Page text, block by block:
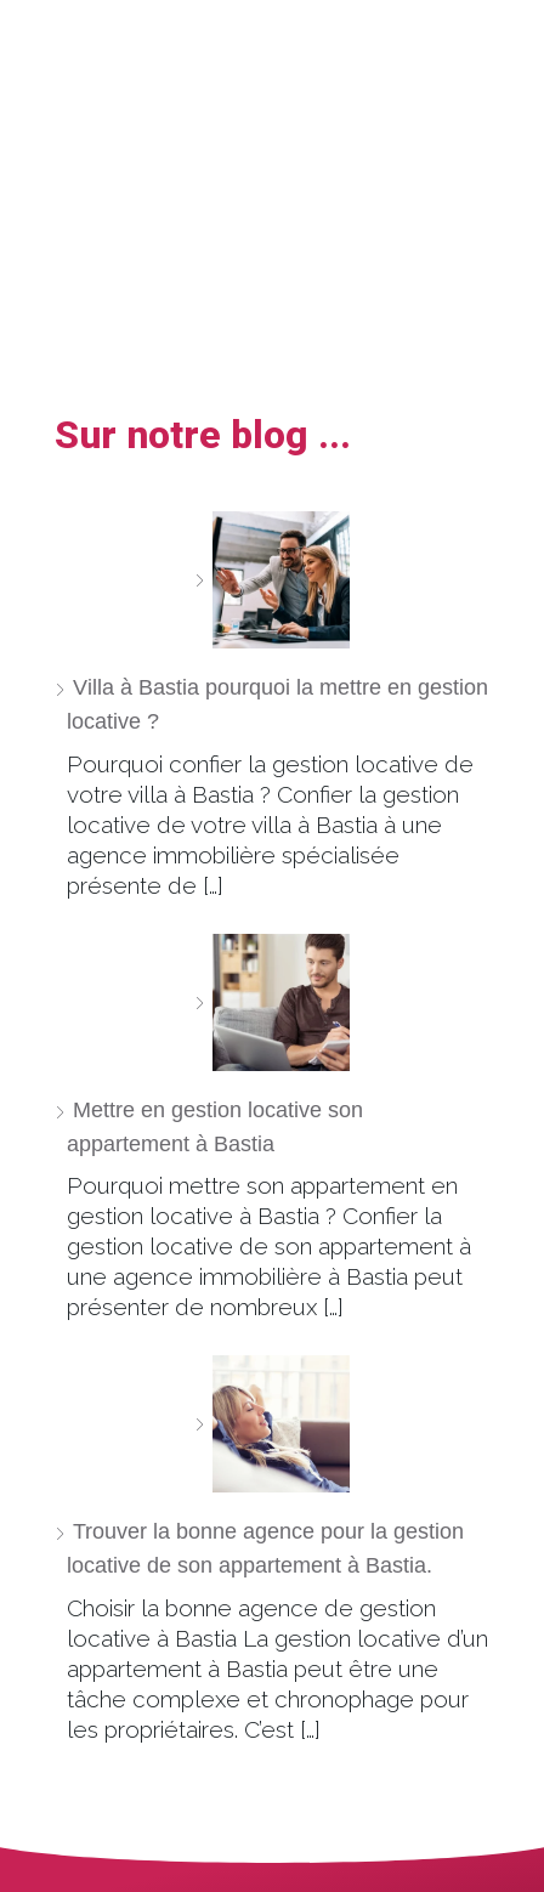
Sur notre blog ...
Villa à Bastia pourquoi la mettre en gestion
locative ?
Pourquoi confier la gestion locative de
votre villa à Bastia ? Confier la gestion
locative de votre villa à Bastia à une
agence immobilière spécialisée
présente de […]
Mettre en gestion locative son
appartement à Bastia
Pourquoi mettre son appartement en
gestion locative à Bastia ? Confier la
gestion locative de son appartement à
une agence immobilière à Bastia peut
présenter de nombreux […]
Trouver la bonne agence pour la gestion
locative de son appartement à Bastia.
Choisir la bonne agence de gestion
locative à Bastia La gestion locative d’un
appartement à Bastia peut être une
tâche complexe et chronophage pour
les propriétaires. C’est […]